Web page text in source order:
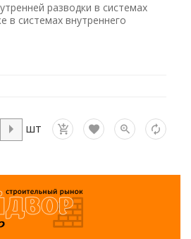
разводки в системах
в системах внутреннего
шт